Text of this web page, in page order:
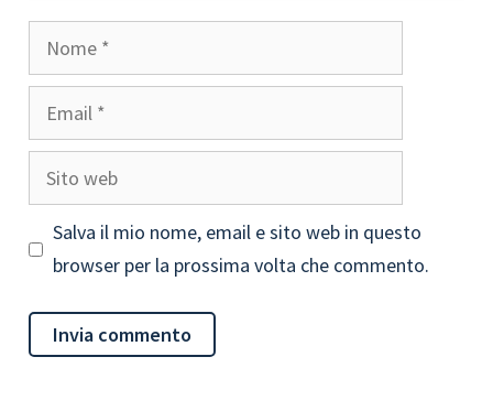
Nome
Email
Sito
web
Salva il mio nome, email e sito web in questo
browser per la prossima volta che commento.